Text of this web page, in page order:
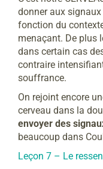
donner aux
fonction du
menaçant. De plus
dans certain cas
contraire
souffrance.
On rejoint encore
cerveau dans la
envoyer des
beaucoup dans
Leçon 7 – Le